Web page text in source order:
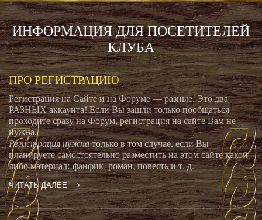
ИНФОРМАЦИЯ ДЛЯ ПОСЕТИТЕЛЕЙ
КЛУБА
ПРО РЕГИСТРАЦИЮ
Регистрация на Сайте и на Форуме — разные. Это два
РАЗНЫХ аккаунта! Если Вы зашли только пообщаться —
проходите сразу на Форум, регистрация на сайте Вам не
нужна.
Регистрация нужнатолько в том случае, если Вы
планируете самостоятельно разместить на этом сайте какой-
либо материал: фанфик, роман, повесть и т. д.
ЧИТАТЬ ДАЛЕЕ